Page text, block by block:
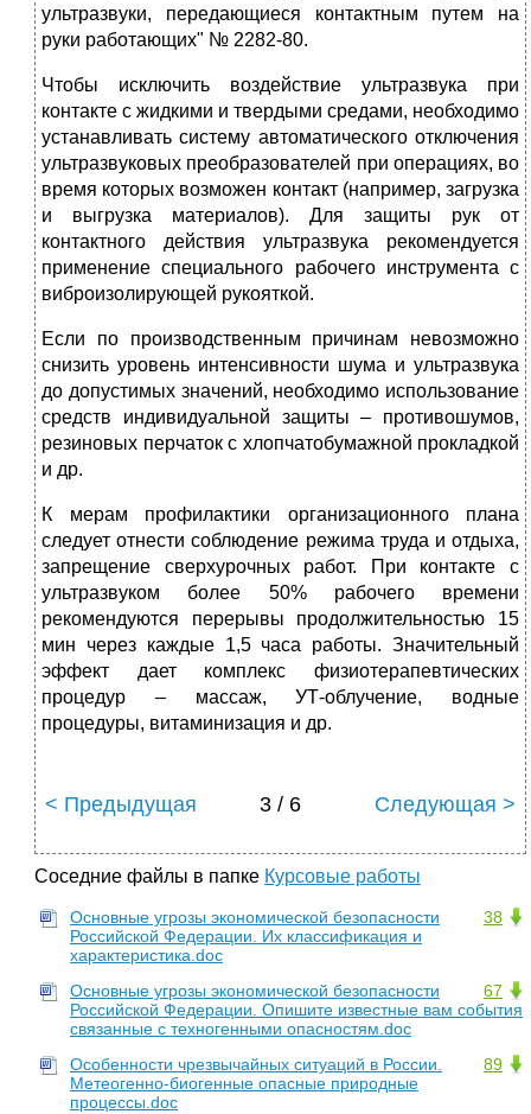
ультразвуки, пере­дающиеся контактным путем на
руки работающих" № 2282-80.
Чтобы исключить воздействие ультразвука при
контакте с жидки­ми и твердыми средами, необхо­димо
устанавливать систему авто­матического отключения
ультразву­ковых преобразователей при опе­рациях, во
время которых возмо­жен контакт (например, загрузка
и выгрузка материалов). Для защи­ты рук от
контактного действия ультразвука рекомендуется
приме­нение специального рабочего ин­струмента с
виброизолирующей рукояткой.
Если по производственным при­чинам невозможно
снизить уровень интенсивности шума и ультразвука
до допустимых значений, необхо­димо использование
средств инди­видуальной защиты – противошумов,
резиновых перчаток с хлопча­тобумажной прокладкой
и др.
К мерам профилактики орга­низационного плана
следует от­нести соблюдение режима тру­да и отдыха,
запрещение сверхурочных работ. При кон­такте с
ультразвуком более 50% рабочего времени
рекомендуют­ся перерывы продолжительнос­тью 15
мин через каждые 1,5 часа работы. Значительный
эффект дает комплекс физиотерапевти­ческих
процедур – массаж, УТ-облучение, водные
процедуры, витаминизация и др.
< Предыдущая 3 / 6 Следующая >
Соседние файлы в папке Курсовые работы
38
Основные угрозы экономической безопасности
Российской Федерации. Их классификация и
характеристика.doc
67
Основные угрозы экономической безопасности
Российской Федерации. Опишите известные вам события
связанные с техногенными опасностям.doc
89
Особенности чрезвычайных ситуаций в России.
Метеогенно-биогенные опасные природные
процессы.doc